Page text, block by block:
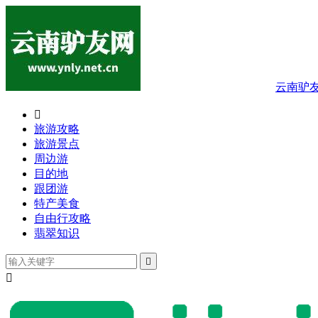
云南驴

旅游攻略
旅游景点
周边游
目的地
跟团游
特产美食
自由行攻略
翡翠知识

